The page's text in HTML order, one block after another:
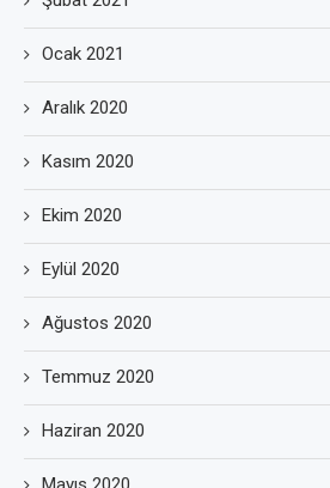
Ocak 2021
Aralık 2020
Kasım 2020
Ekim 2020
Eylül 2020
Ağustos 2020
Temmuz 2020
Haziran 2020